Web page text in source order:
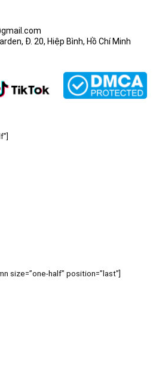
Đ. 20, Hiệp Bình, Hồ Chí Minh
size=”one-half” position=”last”]